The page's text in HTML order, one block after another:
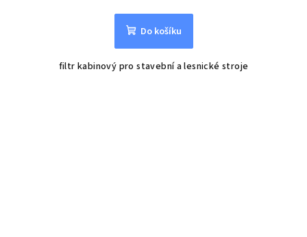
Do košíku
filtr kabinový pro stavební a lesnické stroje